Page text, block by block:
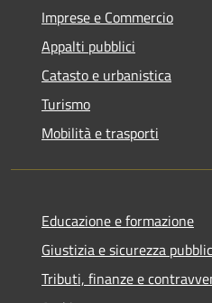
Imprese e Commercio
Appalti pubblici
Catasto e urbanistica
Turismo
Mobilità e trasporti
Educazione e formazione
Giustizia e sicurezza
Tributi, finanze e